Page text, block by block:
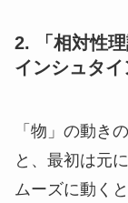
2. 「相対性
インシュタ
「物」の動き
と、最初は元
ムーズに動く